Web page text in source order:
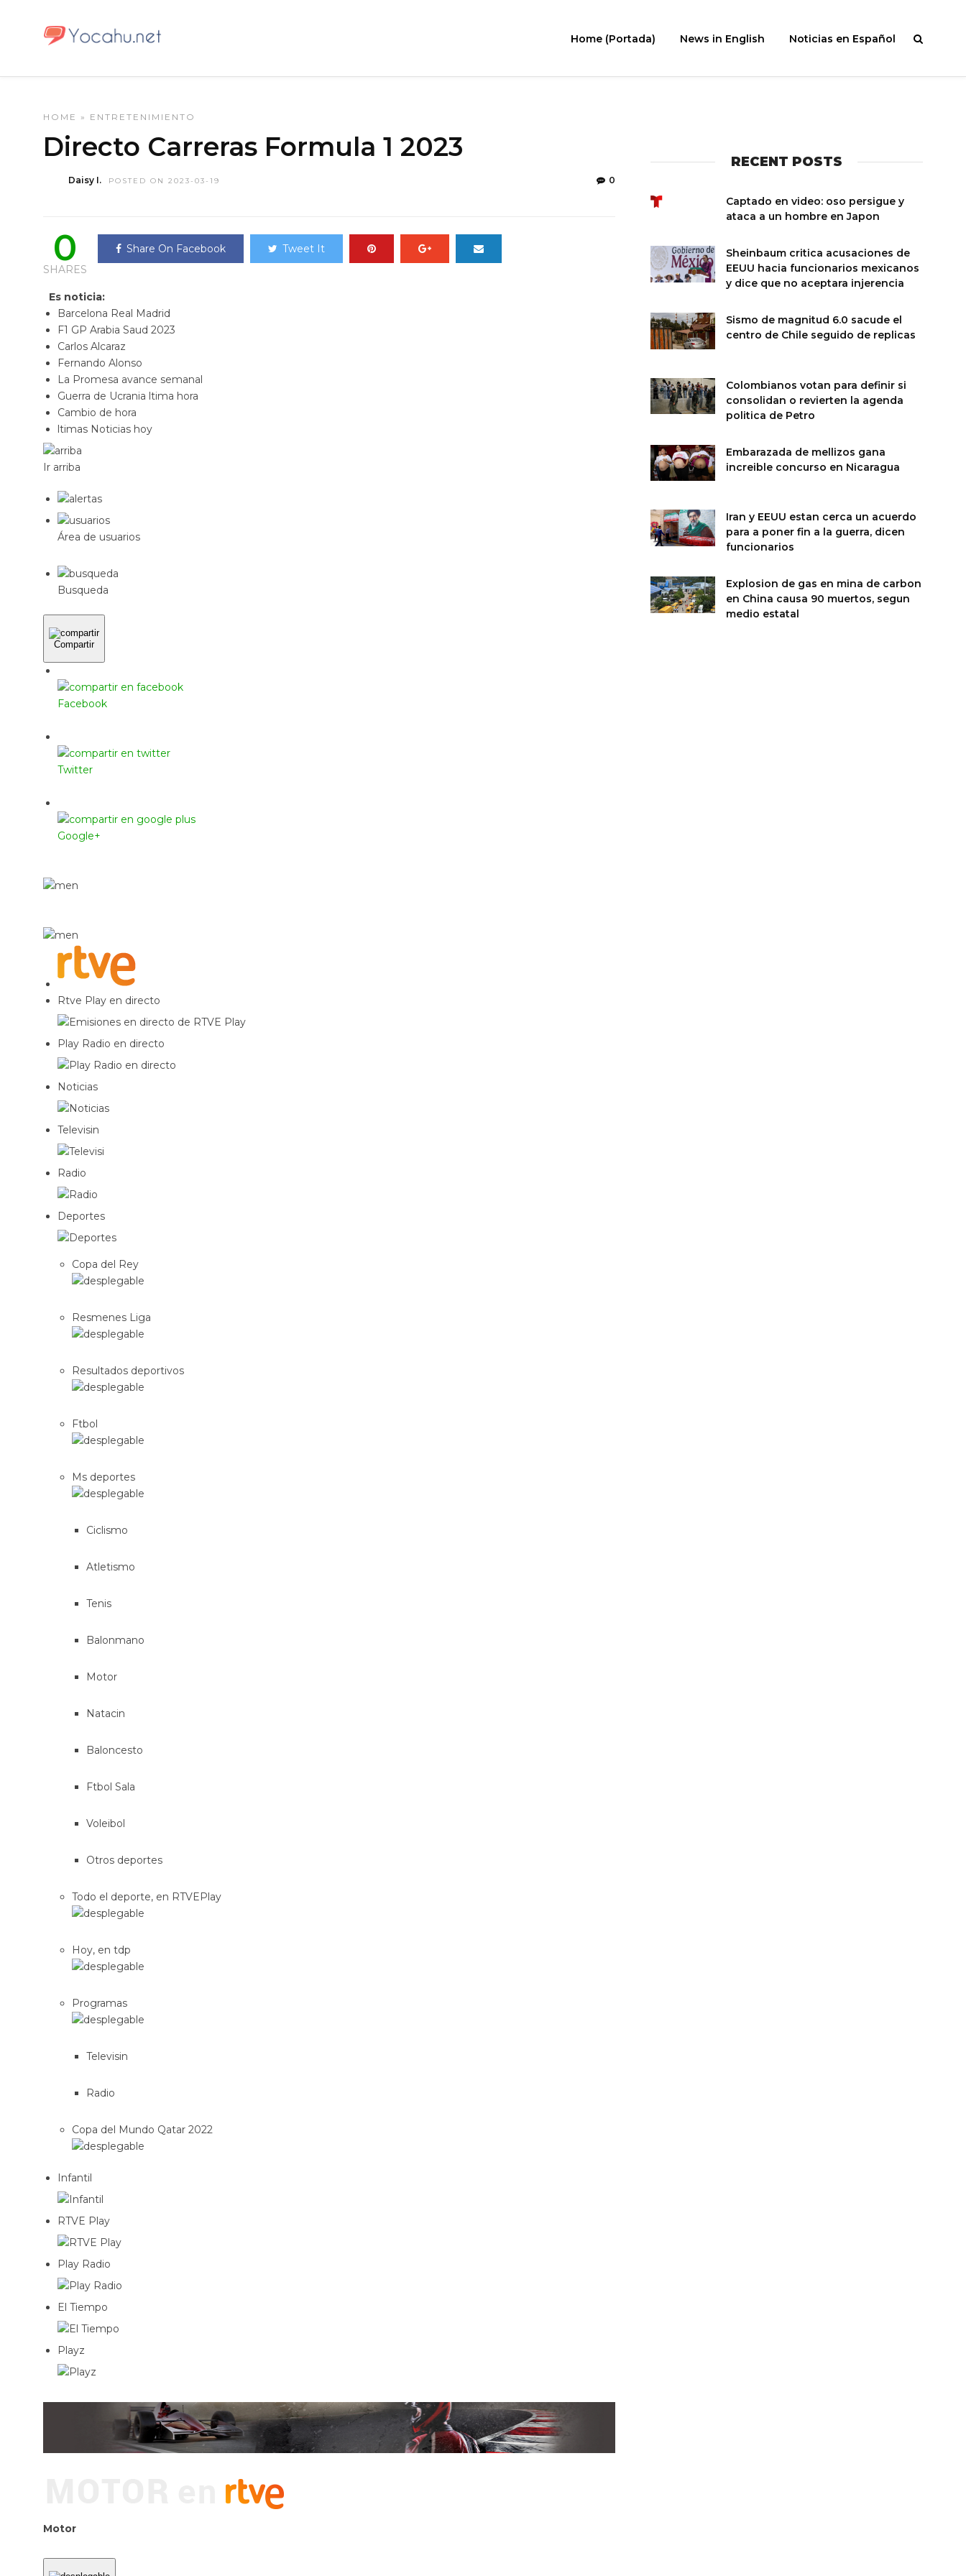
Home (Portada) News in English Noticias en Español
HOME » ENTRETENIMIENTO
Directo Carreras Formula 1 2023
Daisy I. POSTED ON 2023-03-19 0
0
SHARES
Share On Facebook Tweet It
Es noticia:
Barcelona Real Madrid
F1 GP Arabia Saud 2023
Carlos Alcaraz
Fernando Alonso
La Promesa avance semanal
Guerra de Ucrania ltima hora
Cambio de hora
ltimas Noticias hoy
Ir arriba
Área de usuarios
Busqueda
Compartir
Facebook
Twitter
Google+
Rtve Play en directo
Play Radio en directo
Noticias
Televisin
Radio
Deportes
Copa del Rey
Resmenes Liga
Resultados deportivos
Ftbol
Ms deportes
Ciclismo
Atletismo
Tenis
Balonmano
Motor
Natacin
Baloncesto
Ftbol Sala
Voleibol
Otros deportes
Todo el deporte, en RTVEPlay
Hoy, en tdp
Programas
Televisin
Radio
Copa del Mundo Qatar 2022
Infantil
RTVE Play
Play Radio
El Tiempo
Playz
Motor
RECENT POSTS
Captado en video: oso persigue y
ataca a un hombre en Japon
Sheinbaum critica acusaciones de
EEUU hacia funcionarios mexicanos
y dice que no aceptara injerencia
Sismo de magnitud 6.0 sacude el
centro de Chile seguido de replicas
Colombianos votan para definir si
consolidan o revierten la agenda
politica de Petro
Embarazada de mellizos gana
increible concurso en Nicaragua
Iran y EEUU estan cerca un acuerdo
para a poner fin a la guerra, dicen
funcionarios
Explosion de gas en mina de carbon
en China causa 90 muertos, segun
medio estatal